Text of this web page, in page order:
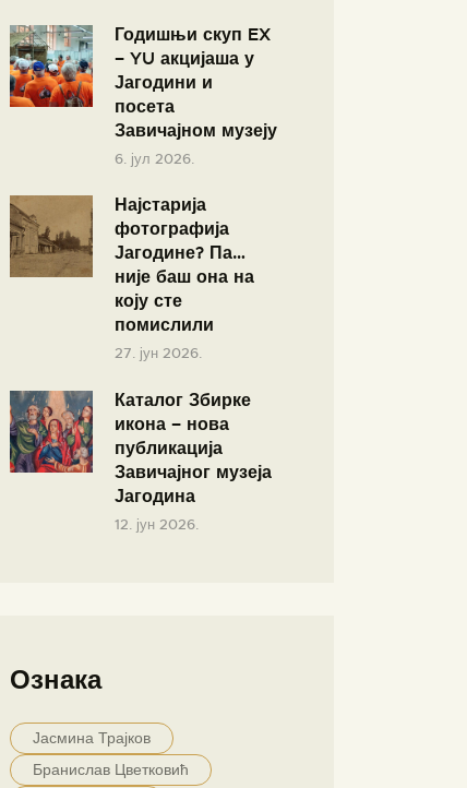
Годишњи скуп EX
– YU акцијаша у
Јагодини и
посета
Завичајном музеју
6. јул 2026.
Најстарија
фотографија
Јагодине? Па…
није баш она на
коју сте
помислили
27. јун 2026.
Каталог Збирке
икона – нова
публикација
Завичајног музеја
Јагодина
12. јун 2026.
Ознака
Јасмина Трајков
Бранислав Цветковић